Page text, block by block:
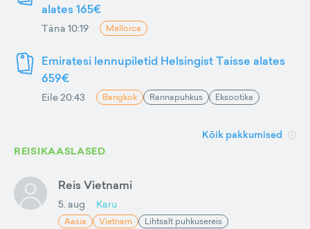
alates 165€
Täna 10:19 Mallorca
Emiratesi lennupiletid Helsingist Taisse alates
659€
Eile 20:43 Bangkok Rannapuhkus Eksootika
Kõik pakkumised
REISIKAASLASED
Reis Vietnami
5. aug Karu
Aasia Vietnam Lihtsalt puhkusereis